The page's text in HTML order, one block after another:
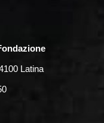
Latina